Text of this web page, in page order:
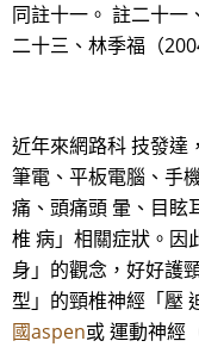
同註十一。 註二十一
二十三、林季福（
近年來網路科 技發達
筆電、平板電腦、手
痛、頭痛頭 暈、目眩
椎 病」相關症狀。因
身」的觀念，好好護
型」的頸椎神經「壓
國aspen或 運動神經